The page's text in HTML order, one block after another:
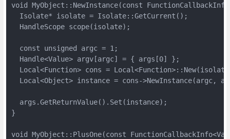
void MyObject::NewInstance(const
  Isolate* isolate = Isolate::GetCurrent();
  HandleScope scope(isolate);
  const unsigned argc = 1;
  Handle<Value> argv[argc] = { args[0] };
Local<Function> cons =
Local<Object> instance = cons->NewInstance(argc,
  args.GetReturnValue().Set(instance);
}
void MyObject::PlusOne(const